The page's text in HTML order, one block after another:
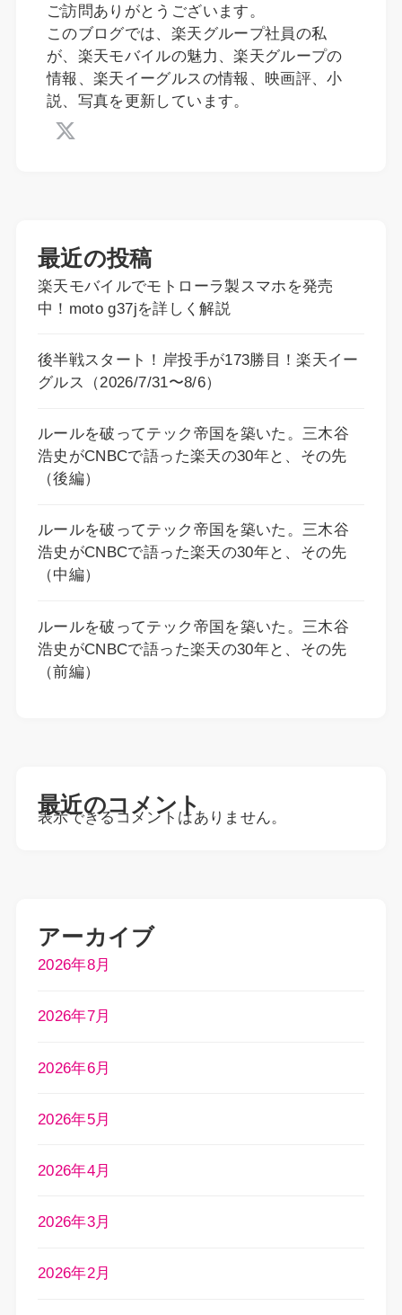
ご訪問ありがとうございます。
このブログでは、楽天グループ社員の私
が、楽天モバイルの魅力、楽天グループの
情報、楽天イーグルスの情報、映画評、小
説、写真を更新しています。
最近の投稿
楽天モバイルでモトローラ製スマホを発売
中！moto g37jを詳しく解説
後半戦スタート！岸投手が173勝目！楽天イー
グルス（2026/7/31〜8/6）
ルールを破ってテック帝国を築いた。三木谷
浩史がCNBCで語った楽天の30年と、その先
（後編）
ルールを破ってテック帝国を築いた。三木谷
浩史がCNBCで語った楽天の30年と、その先
（中編）
ルールを破ってテック帝国を築いた。三木谷
浩史がCNBCで語った楽天の30年と、その先
（前編）
最近のコメント
表示できるコメントはありません。
アーカイブ
2026年8月
2026年7月
2026年6月
2026年5月
2026年4月
2026年3月
2026年2月